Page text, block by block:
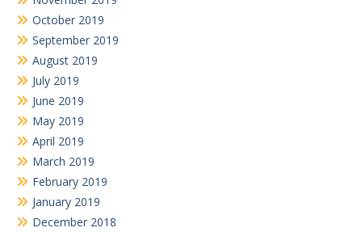
October 2019
September 2019
August 2019
July 2019
June 2019
May 2019
April 2019
March 2019
February 2019
January 2019
December 2018